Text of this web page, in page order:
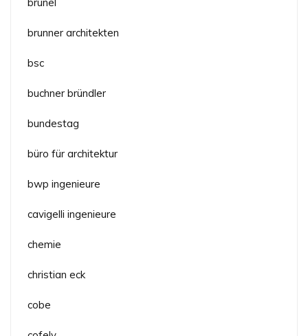
brunner architekten
bsc
buchner bründler
bundestag
büro für architektur
bwp ingenieure
cavigelli ingenieure
chemie
christian eck
cobe